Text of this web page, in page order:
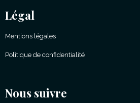
Légal
Mentions légales
Politique de confidentialité
Nous suivre